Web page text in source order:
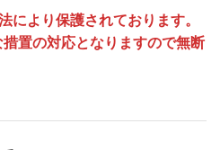
により保護されております。
置の対応となりますので無断